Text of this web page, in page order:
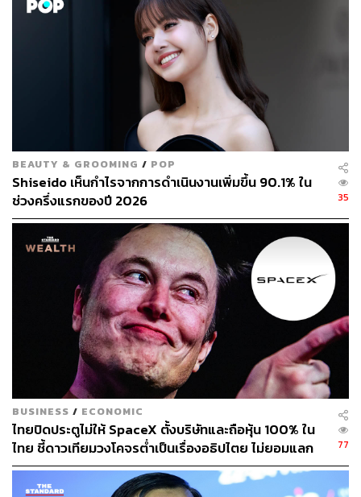
ขณะเดียวกัน รายงานยังได้หยิบยกนิวซีแลนด์เป็นตัวอย่างการ
หาโซลูชันในการแก้ปัญหาราคาที่ดินแพงเกินเอื้อม ด้วยการ
เพิ่มพื้นที่ว่างเพื่อการพัฒนาในทันที ภายใต้นโยบาย ‘Going
for Housing Growth’ ซึ่งกำหนดให้หน่วยงานท้องถิ่นต้อง
กำหนดเขตการเติบโตของที่อยู่อาศัยในระยะเวลา 30 ปีโดย
สำหรับผู้ที่ไม่สามารถรอให้มีการเปลี่ยนแปลงนโยบายหรือ
อุปสงค์ที่ลดลง รายงานยังระบุเมืองที่มีราคาเหมาะสมที่สุด
จาก 94 เมืองที่สำรวจทั่วโลก ได้แก่ เมืองพิตต์สเบิร์ก, โรเชส
เตอร์ และเซนต์หลุยส์ ในสหรัฐฯ เมืองเอดมันตันและคาลการี
ในแคนาดา เมืองแลงคาสเชอร์และกลาสโกว์ในอังกฤษ และ
เมืองเพิร์ทกับบริสเบนในออสเตรเลีย
https://edition.cnn.com/2024/06/14/business/house-p
rices-impossibly-unaffordable-intl-hnk/index.html
สามารถติดตาม THE STANDARD WEALTH
ผ่านแอปพลิเคชันต่างๆ ที่คุณสะดวกหรือใช้งานอยู่แล้วได้เลย
BEAUTY & GROOMING / POP
Shiseido เห็นกำไรจากการดำเนินงานเพิ่มขึ้น 90.1% ใน
ช่วงครึ่งแรกของปี 2026
35
BUSINESS / ECONOMIC
ไทยปิดประตูไม่ให้ SpaceX ตั้งบริษัทและถือหุ้น 100% ใน
ไทย ชี้ดาวเทียมวงโคจรต่ำเป็นเรื่องอธิปไตย ไม่ยอมแลก
ในโต๊ะเจรจาการค้า
77